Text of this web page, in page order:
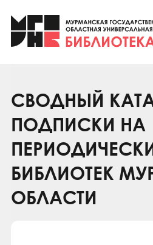
Клуб «Гиря и
Клуб «Семейный
Коллегам
Контакты
СВОДНЫЙ
ПОДПИСКИ НА
БИБЛИОТЕК
ОБЛАСТИ